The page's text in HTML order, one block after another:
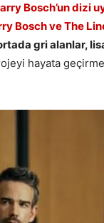
Bosch’un dizi
Bosch ve The
gri alanlar,
hayata